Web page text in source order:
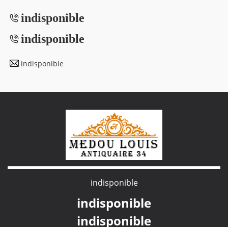
indisponible
indisponible
indisponible
indisponible
indisponible
indisponible